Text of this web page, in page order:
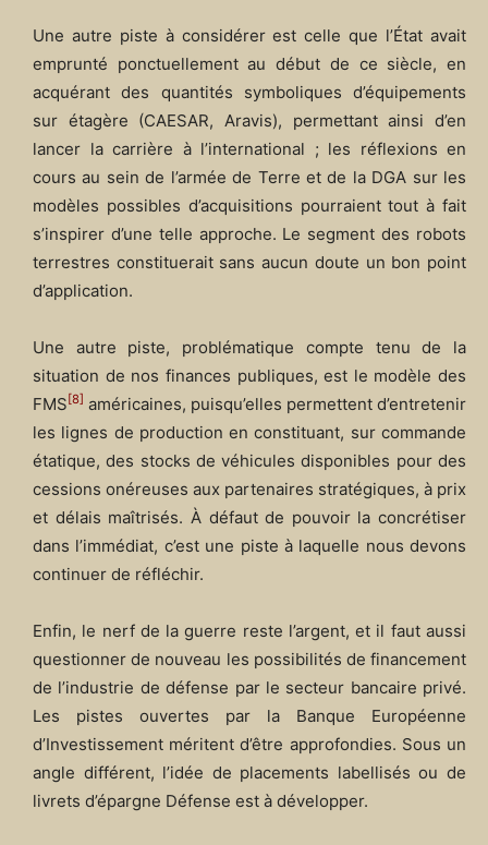
Une autre piste à considérer est celle que l’État avait
emprunté ponctuellement au début de ce siècle, en
acquérant des quantités symboliques d’équipements
sur étagère (CAESAR, Aravis), permettant ainsi d’en
lancer la carrière à l’international ; les réflexions en
cours au sein de l’armée de Terre et de la DGA sur les
modèles possibles d’acquisitions pourraient tout à fait
s’inspirer d’une telle approche. Le segment des robots
terrestres constituerait sans aucun doute un bon point
d’application.
Une autre piste, problématique compte tenu de la
situation de nos finances publiques, est le modèle des
FMS [8] américaines, puisqu’elles permettent d’entretenir
les lignes de production en constituant, sur commande
étatique, des stocks de véhicules disponibles pour des
cessions onéreuses aux partenaires stratégiques, à prix
et délais maîtrisés. À défaut de pouvoir la concrétiser
dans l’immédiat, c’est une piste à laquelle nous devons
continuer de réfléchir.
Enfin, le nerf de la guerre reste l’argent, et il faut aussi
questionner de nouveau les possibilités de financement
de l’industrie de défense par le secteur bancaire privé.
Les pistes ouvertes par la Banque Européenne
d’Investissement méritent d’être approfondies. Sous un
angle différent, l’idée de placements labellisés ou de
livrets d’épargne Défense est à développer.